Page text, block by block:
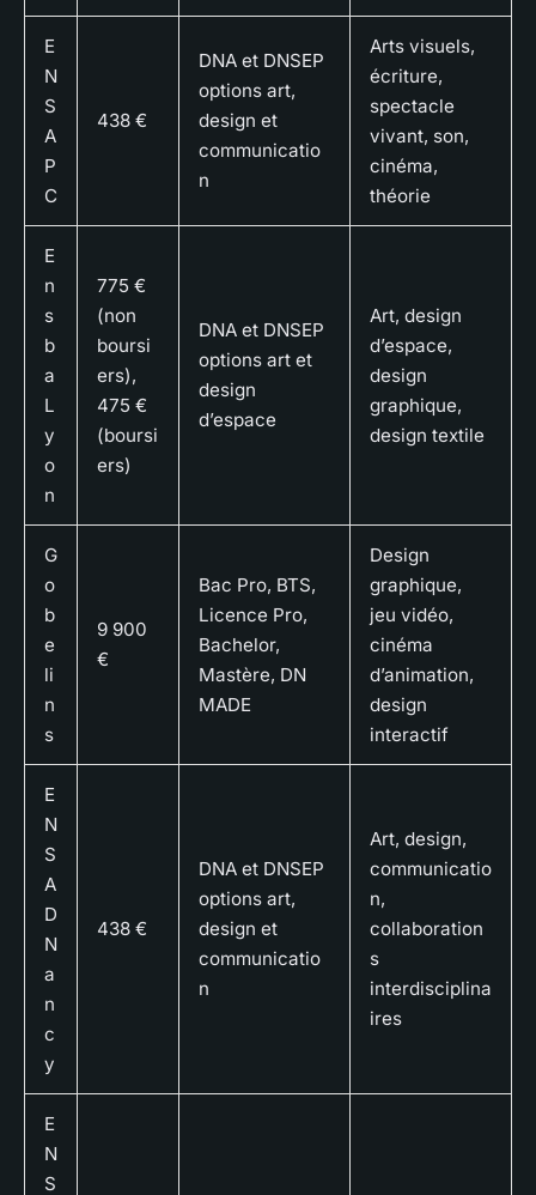
E
N
S
A
P
C
438 €
DNA et DNSEP
options art,
design et
communicatio
n
Arts visuels,
écriture,
spectacle
vivant, son,
cinéma,
théorie
E
n
s
b
a
L
y
o
n
775 €
(non
boursi
ers),
475 €
(boursi
ers)
DNA et DNSEP
options art et
design
d’espace
Art, design
d’espace,
design
graphique,
design textile
G
o
b
e
li
n
s
9 900
€
Bac Pro, BTS,
Licence Pro,
Bachelor,
Mastère, DN
MADE
Design
graphique,
jeu vidéo,
cinéma
d’animation,
design
interactif
E
N
S
A
D
N
a
n
c
y
438 €
DNA et DNSEP
options art,
design et
communicatio
n
Art, design,
communicatio
n,
collaboration
s
interdisciplina
ires
E
N
S